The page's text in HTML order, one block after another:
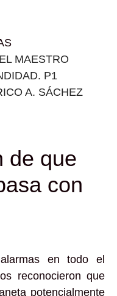
MAESTRO
P1
A. SÁCHEZ
de que
con
en todo el
reconocieron que
potencialmente